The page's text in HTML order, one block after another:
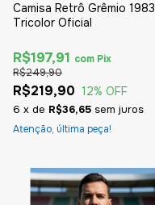
Camisa Retrô Grêmio 1983
Tricolor Oficial
R$219,90
R$249,90
12% OFF
6 x de R$36,65 sem juros
R$197,91 com Pix
Atenção, última peça!